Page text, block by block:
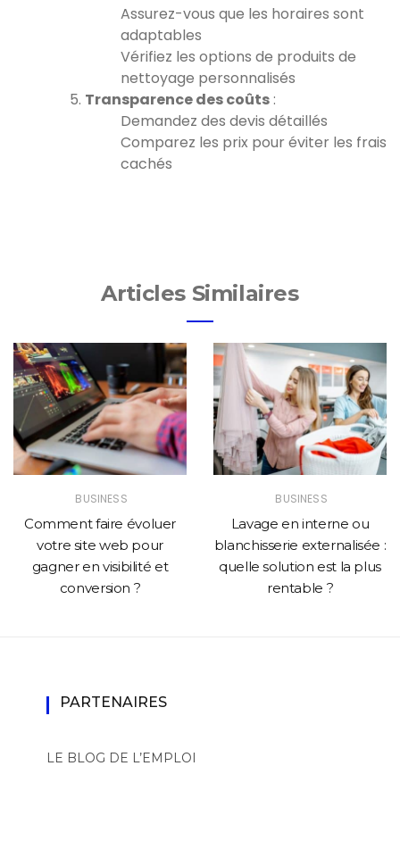
Assurez-vous que les horaires sont
adaptables
Vérifiez les options de produits de
nettoyage personnalisés
Transparence des coûts :
Demandez des devis détaillés
Comparez les prix pour éviter les frais
cachés
Articles Similaires
BUSINESS
Comment faire évoluer
votre site web pour
gagner en visibilité et
conversion ?
BUSINESS
Lavage en interne ou
blanchisserie externalisée :
quelle solution est la plus
rentable ?
PARTENAIRES
LE BLOG DE L’EMPLOI